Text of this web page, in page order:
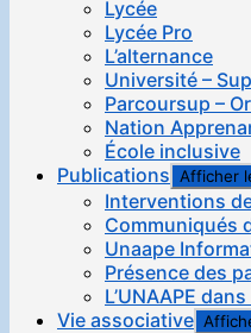
Lycée
Lycée Pro
L’alternance
Université –
Parcoursup –
Nation
École inclusive
Publications Afficher
Interventions de
Communiqués
Unaape
Présence des
L’UNAAPE
Vie associative